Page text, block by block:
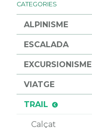
CATEGORIES
ALPINISME
ESCALADA
EXCURSIONISME
VIATGE
TRAIL
Calçat